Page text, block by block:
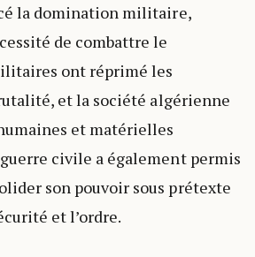
la domination militaire,
de combattre le
ont réprimé les
et la société algérienne
et matérielles
civile a également permis
son pouvoir sous prétexte
et l’ordre.